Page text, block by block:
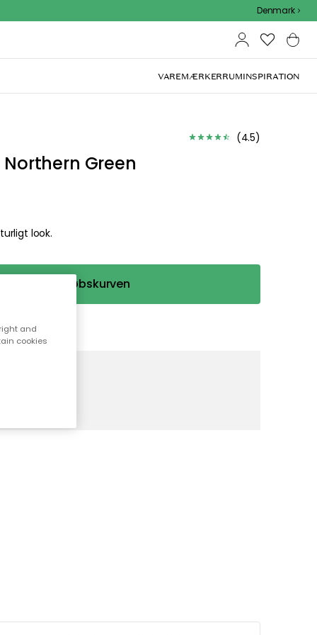
Denmark
VAREMÆRKERRUMINSPIRATION
(4.5)
Northern Green
look.
Læg i indkøbskurven
and
cookies